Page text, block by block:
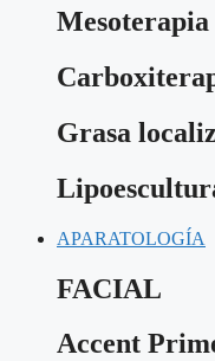
Grasa
APARATOLOGÍA
FACIAL
Accent